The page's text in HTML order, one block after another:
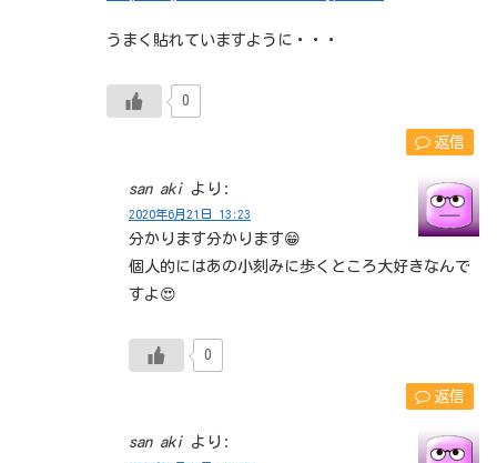
うまく貼れていますように・・・
0
返信
san aki より:
2020年6月21日 13:23
分かります分かります😁
個人的にはあの小刻みに歩くところ大好きなんで
すよ😍
0
返信
san aki より: